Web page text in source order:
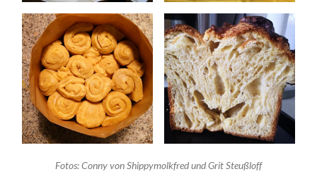
Fotos: Conny von Shippymolkfred und Grit Steußloff